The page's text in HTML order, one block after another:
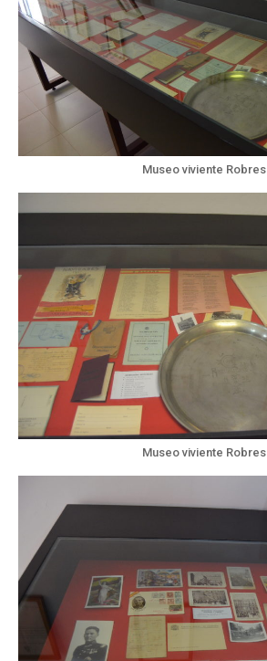
Museo viviente Robres
Museo viviente Robres